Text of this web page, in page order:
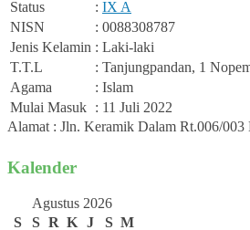
Status : IX A
NISN
: 0088308787
Jenis Kelamin : Laki-laki
T.T.L
: Tanjungpandan, 1
Agama
: Islam
Mulai Masuk : 11 Juli 2022
Alamat : Jln. Keramik Dalam Rt.006/003
Kalender
Agustus 2026
S
S R K J S M